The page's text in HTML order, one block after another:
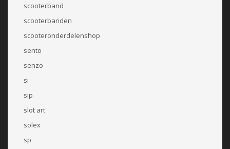
scooterband
scooterbanden
scooteronderdelenshop
sento
senzo
si
sip
slot art
solex
sp